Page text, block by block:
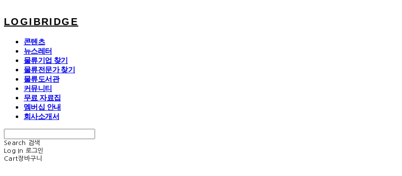
LOGIBRIDGE
콘텐츠
뉴스레터
물류기업 찾기
물류전문가 찾기
물류도서관
커뮤니티
무료 자료집
멤버십 안내
회사소개서
Search
검색
Log In 로그인
Cart장바구니